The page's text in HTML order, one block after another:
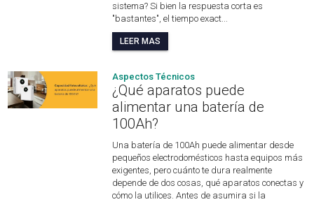
sistema? Si bien la respuesta corta es
"bastantes", el tiempo exact...
LEER MAS
Aspectos Técnicos
¿Qué aparatos puede
alimentar una batería de
100Ah?
Una batería de 100Ah puede alimentar desde
pequeños electrodomésticos hasta equipos más
exigentes, pero cuánto te dura realmente
depende de dos cosas, qué aparatos conectas y
cómo la utilices. Antes de asumira si la